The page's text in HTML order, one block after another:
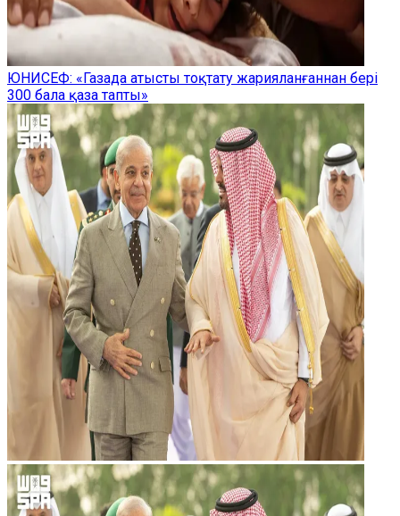
ЮНИСЕФ: «Газада атысты тоқтату жарияланғаннан бері
300 бала қаза тапты»